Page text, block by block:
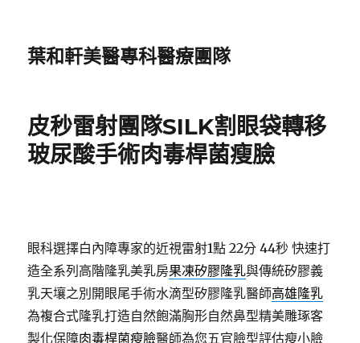
葉和軒美醫專科醫療團隊
皮秒雷射團隊SILK割眼袋轉移
玻尿酸手術肉毒桿菌瘦臉
眼科選擇白內障專家的近視雷射1點 22分 44秒 快速打
造全系列高階隆乳美乳房果凍矽膠隆乳與傳統矽膠義
乳天壤之別開眼尾手術水滴型矽膠隆乳醫師高雄隆乳
為複合式隆乳打造自然飽滿胸形自然鼻型精美雕琢客
製化保障肉毒桿菌瘦臉醫師為您五官臉型評估瘦小臉